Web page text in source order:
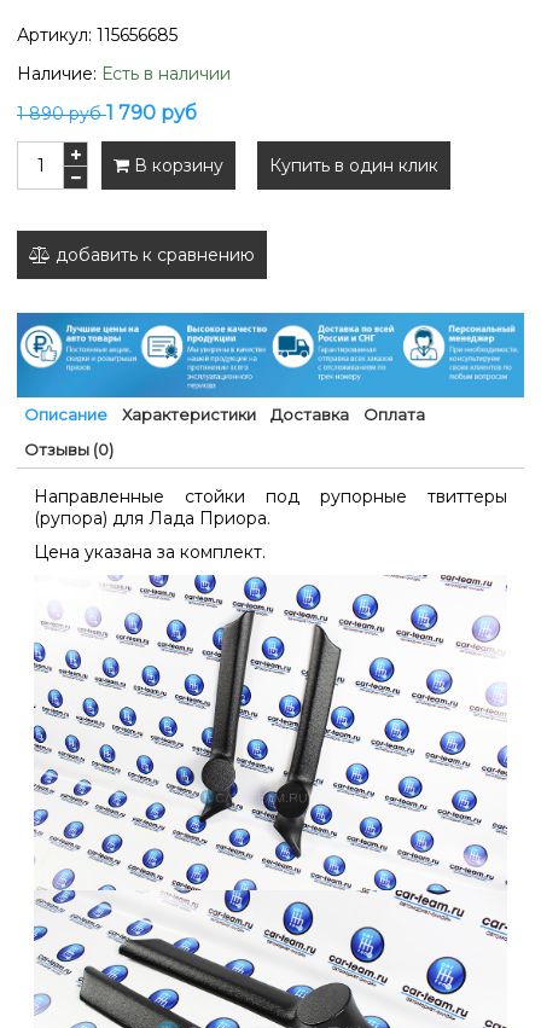
Артикул: 115656685
Наличие: Есть в наличии
1 890 руб1 790 руб
В корзину Купить в один клик
добавить к сравнению
Описание Характеристики Доставка
Оплата
Отзывы (0)
Направленные стойки под рупорные твиттеры
(рупора) для Лада Приора.
Цена указана за комплект.